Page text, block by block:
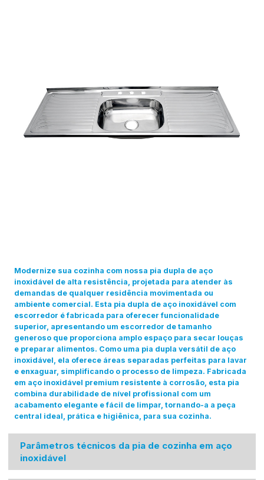
Modernize sua cozinha com nossa pia dupla de aço
inoxidável de alta resistência, projetada para atender às
demandas de qualquer residência movimentada ou
ambiente comercial. Esta pia dupla de aço inoxidável com
escorredor é fabricada para oferecer funcionalidade
superior, apresentando um escorredor de tamanho
generoso que proporciona amplo espaço para secar louças
e preparar alimentos. Como uma pia dupla versátil de aço
inoxidável, ela oferece áreas separadas perfeitas para lavar
e enxaguar, simplificando o processo de limpeza. Fabricada
em aço inoxidável premium resistente à corrosão, esta pia
combina durabilidade de nível profissional com um
acabamento elegante e fácil de limpar, tornando-a a peça
central ideal, prática e higiênica, para sua cozinha.
Parâmetros técnicos da pia de cozinha em aço
inoxidável